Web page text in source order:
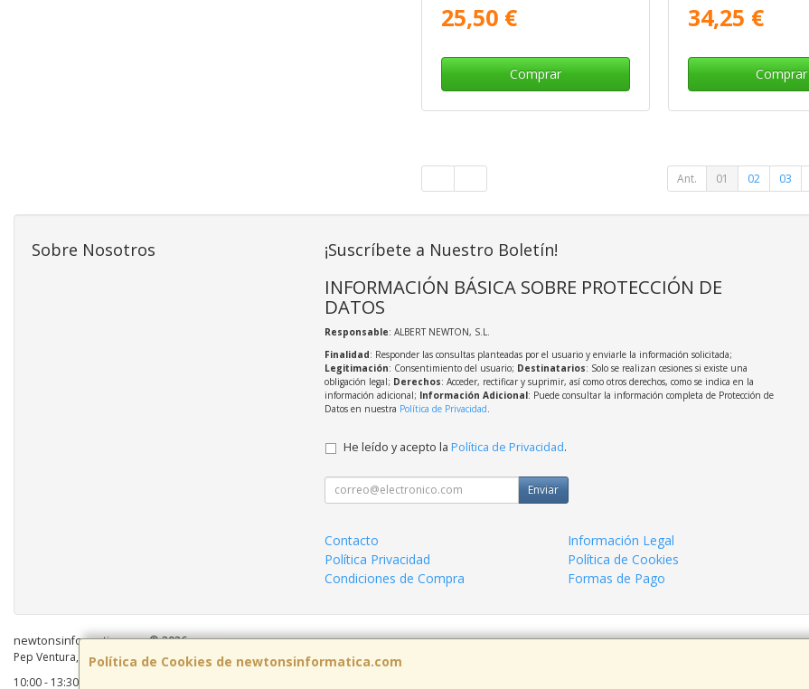
25,50 €
Comprar
34,25 €
Comprar
Ant. 01 02 03
Política de Cookies de newtonsinformatica.com
Sobre Nosotros ¡Suscríbete a Nuestro Boletín!
INFORMACIÓN BÁSICA SOBRE PROTECCIÓN DE
DATOS
Responsable: ALBERT NEWTON, S.L.
Finalidad: Responder las consultas planteadas por el usuario y enviarle la información solicitada;
Legitimación: Consentimiento del usuario; Destinatarios: Solo se realizan cesiones si existe una
obligación legal; Derechos: Acceder, rectificar y suprimir, así como otros derechos, como se indica en la
información adicional; Información Adicional: Puede consultar la información completa de Protección de
Datos en nuestra Política de Privacidad
He leído y acepto la Política de Privacidad.
Enviar
Contacto
Información Legal
Política Privacidad
Política de Cookies
Condiciones de Compra
Formas de Pago
newtonsinformatica.com © 2026
Pep Ventura, 55 Local 2, 08810, Barcelona, España. - C.I.F.: B59883041 - Tel: 938963820
10:00 - 13:30